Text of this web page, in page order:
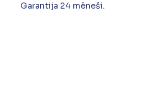
Garantija 24 mēneši.